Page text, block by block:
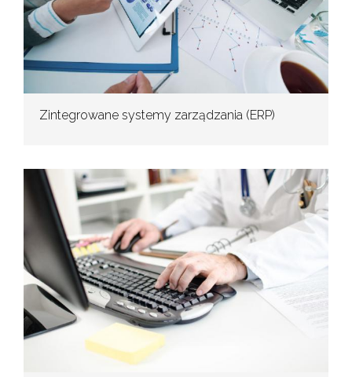
Zintegrowane systemy zarządzania (ERP)